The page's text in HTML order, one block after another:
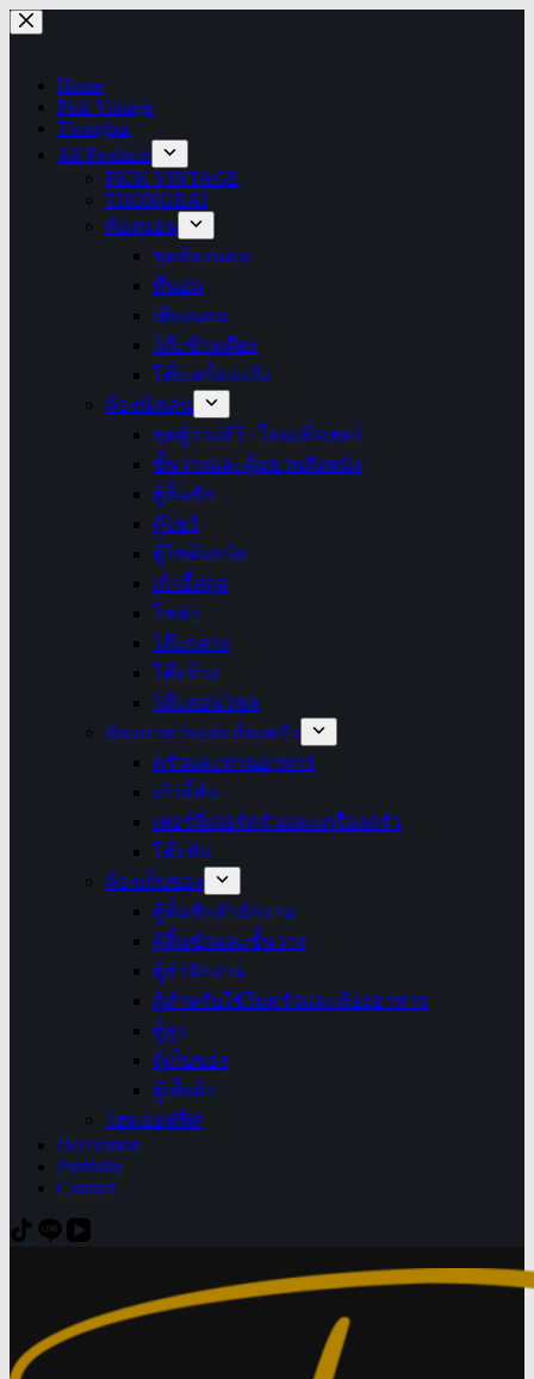
Skip
to
Home
Pick Vintage
Thongbai
All Products
PICK VINTAGE
THONGBAI
ห้องนอน
ชุดห้องนอน
ที่นอน
เตียงนอน
โต๊ะข้างเตียง
โต๊ะเครื่องแป้ง
ห้องนั่งเล่น
ชุดตู้วางทีวี / โฮมเธียเตอร์
ชั้นวางและตู้แขวนติดผนัง
ตู้ลิ้นชัก
ตู้โชว์
ตู้ไซด์บอร์ด
เก้าอี้สตูล
โซฟา
โต๊ะกลาง
โต๊ะข้าง
โต๊ะคอนโซล
ห้องอาหารและห้องครัว
ครัวและทานอาหาร
เก้าอี้พับ
เฟอร์นิเจอร์ครัวและเครื่องครัว
โต๊ะพับ
ห้องเก็บของ
ตู้ลิ้นชักสำนักงาน
ตู้ลิ้นชักและชั้นวาง
ตู้สำนักงาน
ตู้สำหรับใช้ในครัวและห้องอาหาร
ตู้สูง
ตู้เก็บของ
ตู้เสื้อผ้า
โฮมออฟฟิศ
Decoration
Portfolio
Contact